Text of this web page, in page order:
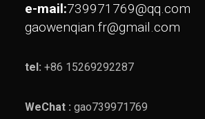
e-mail:739971769@qq.com
gaowenqian.fr@gmail.com
tel: +86 15269292287
WeChat : gao739971769